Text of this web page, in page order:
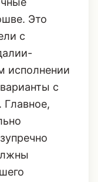
Это
с
исполнении
с